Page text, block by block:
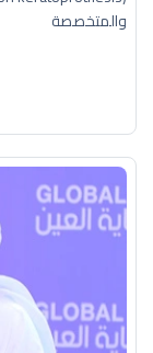
والمتخصصة